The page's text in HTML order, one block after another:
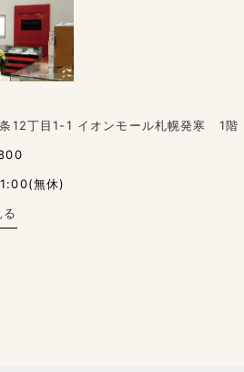
12丁目1-1 イオンモール札幌発寒 1階
無休)